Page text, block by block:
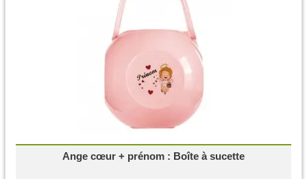
Ange cœur + prénom : Boîte à sucette